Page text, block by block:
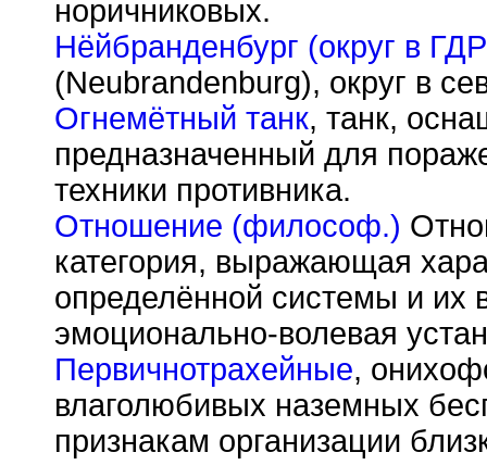
норичниковых.
Нёйбранденбург (округ в
(Neubrandenburg), округ в
Огнемётный танк, танк,
предназначенный для
техники противника.
Отношение (философ.)
категория, выражающая
определённой системы и их
эмоционально-волевая
Первичнотрахейные,
влаголюбивых наземных
признакам организации